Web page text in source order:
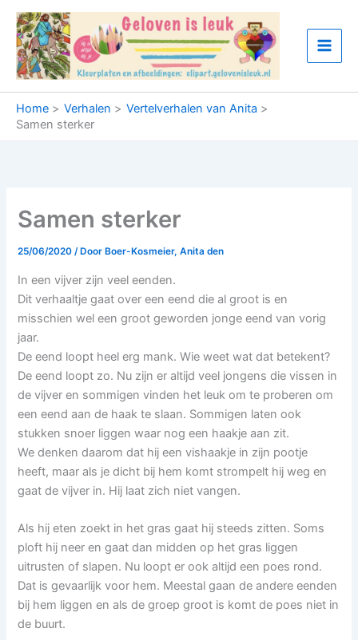
naar
inhoud
Home Verhalen
Vertelverhalen van Anita
Samen sterker
Samen sterker
25/06/2020/ Door Boer-Kosmeier, Anita den
In een vijver zijn veel eenden.
Dit verhaaltje gaat over een eend die al groot is en
misschien wel een groot geworden jonge eend van vorig
jaar.
De eend loopt heel erg mank. Wie weet wat dat betekent?
De eend loopt zo. Nu zijn er altijd veel jongens die vissen in
de vijver en sommigen vinden het leuk om te proberen om
een eend aan de haak te slaan. Sommigen laten ook
stukken snoer liggen waar nog een haakje aan zit.
We denken daarom dat hij een vishaakje in zijn pootje
heeft, maar als je dicht bij hem komt strompelt hij weg en
gaat de vijver in. Hij laat zich niet vangen.
Als hij eten zoekt in het gras gaat hij steeds zitten. Soms
ploft hij neer en gaat dan midden op het gras liggen
uitrusten of slapen. Nu loopt er ook altijd een poes rond.
Dat is gevaarlijk voor hem. Meestal gaan de andere eenden
bij hem liggen en als de groep groot is komt de poes niet in
de buurt.